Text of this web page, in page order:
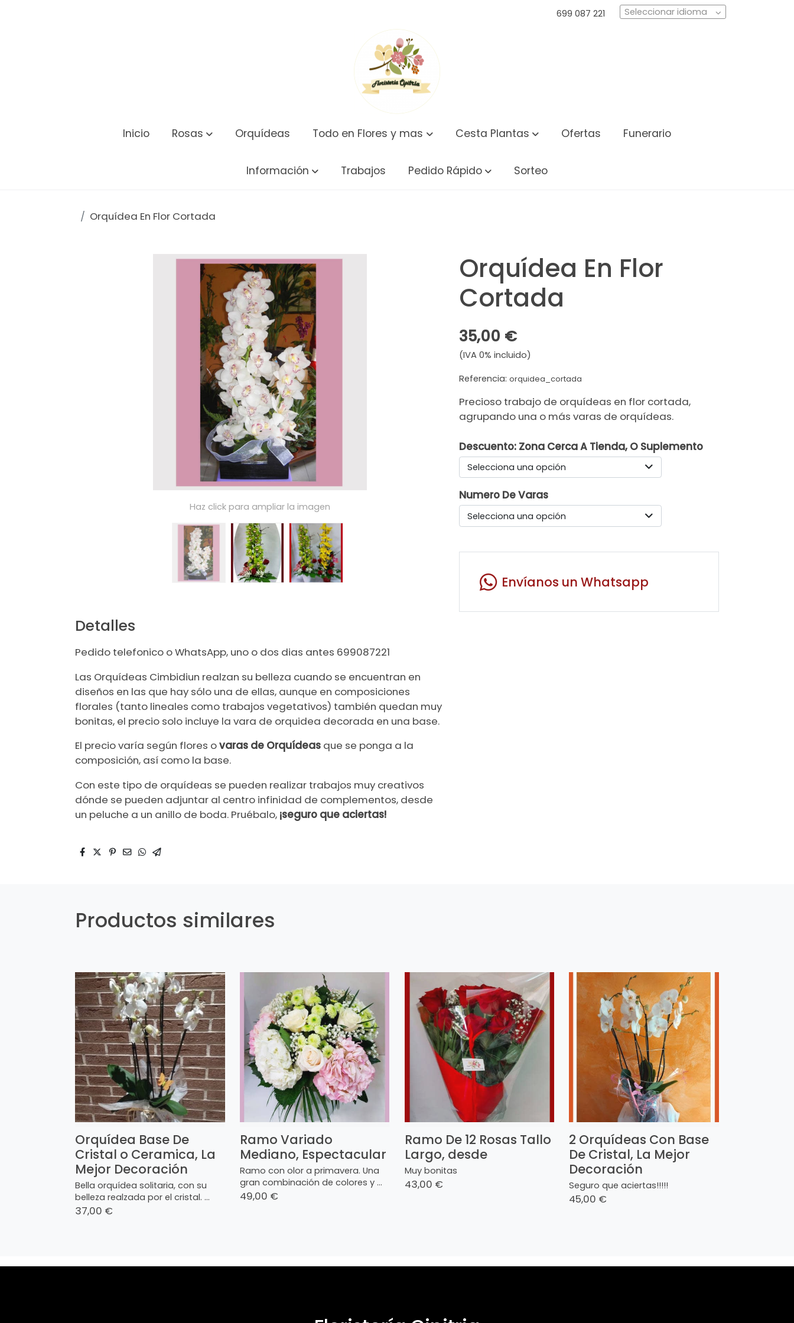
699 087 221 Seleccionar idioma
Inicio Rosas Orquídeas Todo en Flores y mas Cesta Plantas Ofertas Funerario
Información Trabajos Pedido Rápido Sorteo
Orquídea En Flor Cortada
Haz click para ampliar la imagen
Detalles
Pedido telefonico o WhatsApp, uno o dos dias antes 699087221
Las Orquídeas Cimbidiun realzan su belleza cuando se encuentran en
diseños en las que hay sólo una de ellas, aunque en composiciones
florales (tanto lineales como trabajos vegetativos) también quedan muy
bonitas, el precio solo incluye la vara de orquidea decorada en una base.
El precio varía según flores ovaras de Orquídeas que se ponga a la
composición, así como la base.
Con este tipo de orquídeas se pueden realizar trabajos muy creativos
dónde se pueden adjuntar al centro infinidad de complementos, desde
un peluche a un anillo de boda. Pruébalo, ¡seguro que aciertas!
Orquídea En Flor
Cortada
35,00 €
(IVA 0% incluido)
Referencia:orquidea_cortada
Precioso trabajo de orquídeas en flor cortada,
agrupando una o más varas de orquídeas.
Descuento: Zona Cerca A Tienda, O Suplemento
Selecciona una opción
Numero De Varas
Selecciona una opción
Envíanos un Whatsapp
Productos similares
Orquídea Base De
Cristal o Ceramica, La
Mejor Decoración
Bella orquídea solitaria, con su
belleza realzada por el cristal. ...
37,00 €
Ramo Variado
Mediano, Espectacular
Ramo con olor a primavera. Una
gran combinación de colores y ...
49,00 €
Ramo De 12 Rosas Tallo
Largo, desde
Muy bonitas
43,00 €
2 Orquídeas Con Base
De Cristal, La Mejor
Decoración
Seguro que aciertas!!!!!
45,00 €